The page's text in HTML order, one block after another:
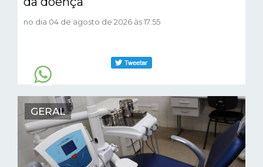
no dia 04 de agosto de 2026 às 17:55
GERAL